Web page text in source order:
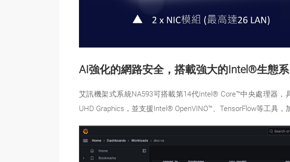
AI強化的網路安全，搭載強大的Intel®生態系
艾訊機架式系統NA593可搭載第14代Intel® Core™中央處理器
UHD Graphics，並支援Intel® OpenVINO™、TensorFlow等工具，